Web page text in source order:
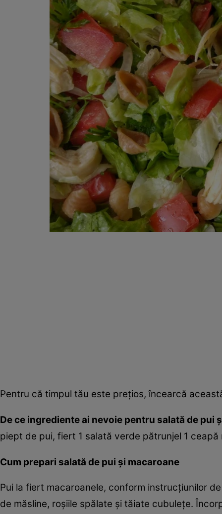
Pentru că timpul tău este preţios, încearcă
De ce ingrediente ai nevoie pentru salată de pui
piept de pui, fiert 1 salată verde pătrunjel 1
Cum prepari salată de pui şi macaroane
Pui la fiert macaroanele, conform instrucţiunilor
de măsline, roşiile spălate şi tăiate cubuleţe.